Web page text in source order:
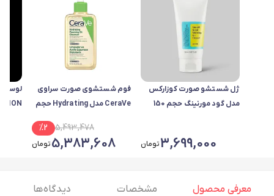
ژل شستشو صورت کوزارکس
مدل گود مورنینگ حجم 150
3,699,000تومان
فوم شستشوی صورت سراوی
CeraVe مدل Hydrating حجم
5,493,478
%2
5,383,608تومان
معرفی محصول مشخصات
دیدگاه ها